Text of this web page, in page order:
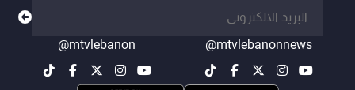
@mtvlebanonnews
@mtvlebanon